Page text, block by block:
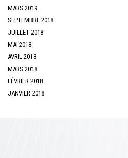
MARS 2019
SEPTEMBRE 2018
JUILLET 2018
MAI 2018
AVRIL 2018
MARS 2018
FÉVRIER 2018
JANVIER 2018